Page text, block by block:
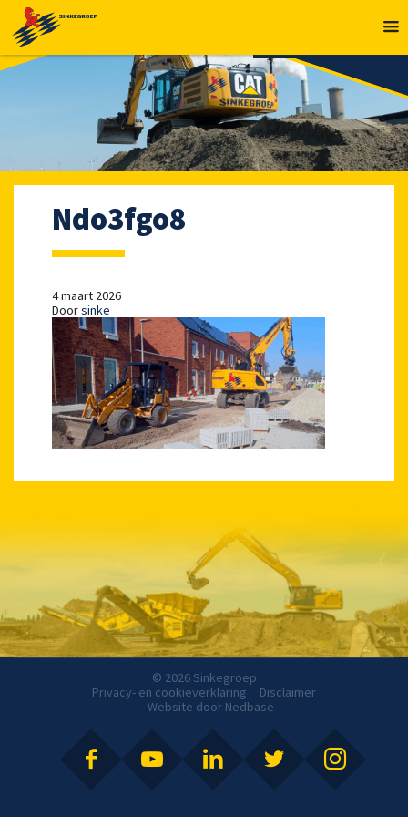
Ndo3fgo8
4 maart 2026
Doorsinke
© 2026 Sinkegroep
Privacy- en cookieverklaring
Disclaimer
Website door Nedbase